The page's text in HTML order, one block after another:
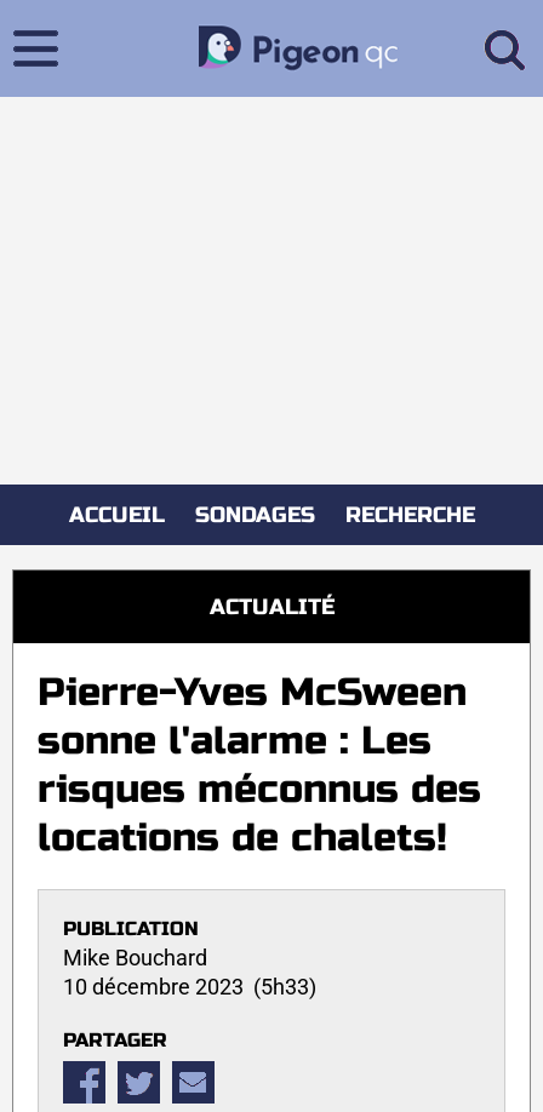
ACCUEIL SONDAGES RECHERCHE
ACTUALITÉ
Pierre-Yves McSween
sonne l'alarme : Les
risques méconnus des
locations de chalets!
PUBLICATION
Mike Bouchard
10 décembre 2023 (5h33)
PARTAGER